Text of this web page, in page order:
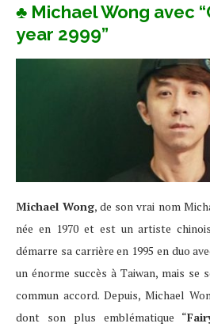
♣ Michael Wong avec
year 2999”
Michael Wong, de son vrai nom
née en 1970 et est un artiste
démarre sa carrière en 1995 en duo
un énorme succès à Taiwan, mais se
commun accord. Depuis, Michael
dont son plus emblématique “